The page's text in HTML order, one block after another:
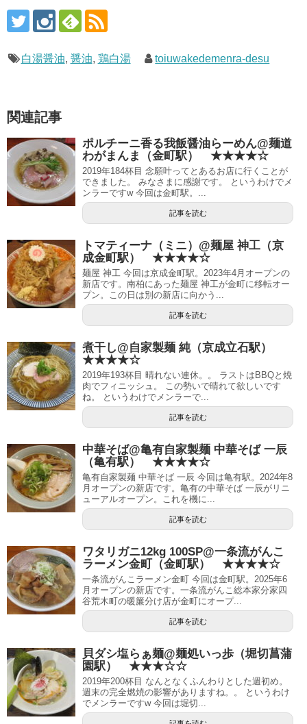
白湯醤油, 醤油, 鶏白湯 toiuwakedemenra-desu
関連記事
ポルチーニ香る我飯醤油らーめん@麺道
わがまんま（金町駅） ★★★★☆
2019年184杯目 念願叶ってとあるお店に行くことが
できました。 みなさまに感謝です。 というわけでメ
ンラーですw 今回は金町駅。...
記事を読む
トマティーナ（ミニ）@麺屋 神工（京
成金町駅） ★★★★☆
麺屋 神工 今回は京成金町駅。2023年4月オープンの
新店です。南柏にあった麺屋 神工が金町に移転オー
プン。この日は別の新店に向かう...
記事を読む
煮干し@自家製麺 純（京成立石駅）
★★★★☆
2019年193杯目 晴れない連休。。 ラストはBBQと焼
肉でフィニッシュ。 この勢いで晴れて欲しいです
ね。 というわけでメンラーで...
記事を読む
中華そば@亀有自家製麺 中華そば 一辰
（亀有駅） ★★★★☆
亀有自家製麺 中華そば 一辰 今回は亀有駅。2024年8
月オープンの新店です。亀有の中華そば 一辰がリニ
ューアルオープン。これを機に...
記事を読む
ワタリガニ12kg 100SP@一条流がんこ
ラーメン金町（金町駅） ★★★★☆
一条流がんこラーメン金町 今回は金町駅。2025年6
月オープンの新店です。一条流がんこ総本家分家四
谷荒木町の暖簾分け店が金町にオープ...
記事を読む
貝ダシ塩らぁ麺@麺処いっ歩（堀切菖蒲
園駅） ★★★☆☆
2019年200杯目 なんとなくふんわりとした週初め。
週末の完全燃焼の影響がありますね。。 というわけ
でメンラーですw 今回は堀切...